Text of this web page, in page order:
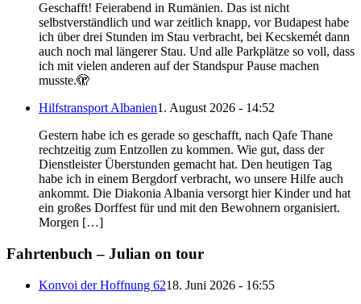
Geschafft! Feierabend in Rumänien. Das ist nicht
selbstverständlich und war zeitlich knapp, vor Budapest habe
ich über drei Stunden im Stau verbracht, bei Kecskemét dann
auch noch mal längerer Stau. Und alle Parkplätze so voll, dass
ich mit vielen anderen auf der Standspur Pause machen
musste.🫣
Hilfstransport Albanien1. August 2026 - 14:52
Gestern habe ich es gerade so geschafft, nach Qafe Thane
rechtzeitig zum Entzollen zu kommen. Wie gut, dass der
Dienstleister Überstunden gemacht hat. Den heutigen Tag
habe ich in einem Bergdorf verbracht, wo unsere Hilfe auch
ankommt. Die Diakonia Albania versorgt hier Kinder und hat
ein großes Dorffest für und mit den Bewohnern organisiert.
Morgen […]
Fahrtenbuch – Julian on tour
Konvoi der Hoffnung 6218. Juni 2026 - 16:55